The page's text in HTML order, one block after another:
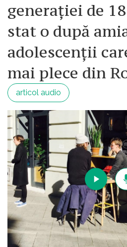
generației de
stat o după
adolescenții
mai plece din
articol audio